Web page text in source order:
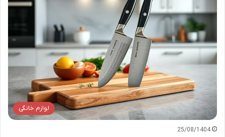
لوازم خانگی
25/08/1404